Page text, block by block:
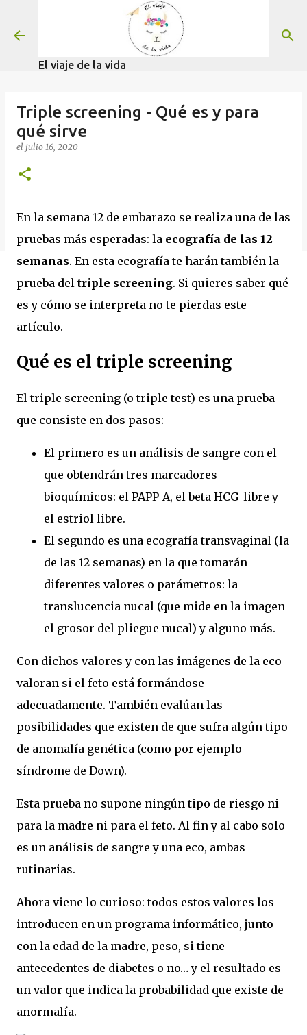
Ir al contenido principal
El viaje de la vida
Triple screening - Qué es y para
qué sirve
el julio 16, 2020
En la semana 12 de embarazo se realiza una de las
pruebas más esperadas: la ecografía de las 12
semanas. En esta ecografía te harán también la
prueba del triple screening. Si quieres saber qué
es y cómo se interpreta no te pierdas este
artículo.
Qué es el triple screening
El triple screening (o triple test) es una prueba
que consiste en dos pasos:
El primero es un análisis de sangre con el
que obtendrán tres marcadores
bioquímicos: el PAPP-A, el beta HCG-libre y
el estriol libre.
El segundo es una ecografía transvaginal (la
de las 12 semanas) en la que tomarán
diferentes valores o parámetros: la
translucencia nucal (que mide en la imagen
el grosor del pliegue nucal) y alguno más.
Con dichos valores y con las imágenes de la eco
valoran si el feto está formándose
adecuadamente. También evalúan las
posibilidades que existen de que sufra algún tipo
de anomalía genética (como por ejemplo
síndrome de Down).
Esta prueba no supone ningún tipo de riesgo ni
para la madre ni para el feto. Al fin y al cabo solo
es un análisis de sangre y una eco, ambas
rutinarias.
Ahora viene lo curioso: todos estos valores los
introducen en un programa informático, junto
con la edad de la madre, peso, si tiene
antecedentes de diabetes o no… y el resultado es
un valor que indica la probabilidad que existe de
anormalía.